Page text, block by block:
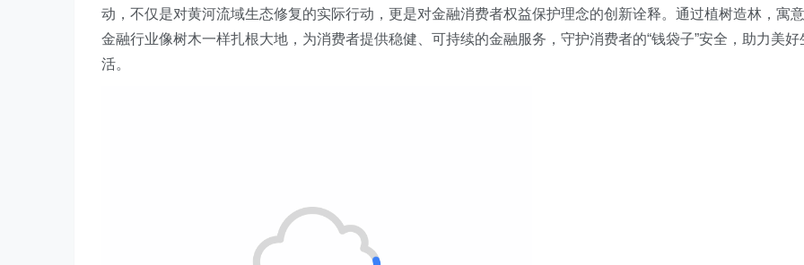
动，不仅是对黄河流域生态修复的实际行动，更是对金融消费者权益保护理念的创新诠释。通过植树造林，寓意
金融行业像树木一样扎根大地，为消费者提供稳健、可持续的金融服务，守护消费者的“钱袋子”安全，助力美好
活。